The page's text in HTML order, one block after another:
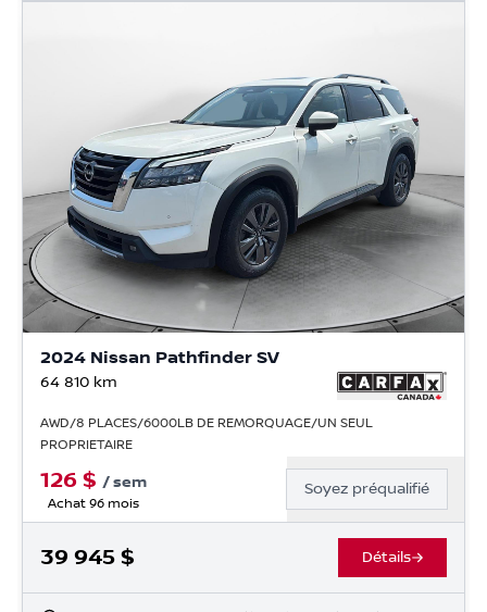
2024 Nissan Pathfinder SV
64 810 km
AWD/8 PLACES/6000LB DE REMORQUAGE/UN SEUL
PROPRIETAIRE
126 $ /sem
Achat 96 mois
Soyez préqualifié
39 945 $ Détails